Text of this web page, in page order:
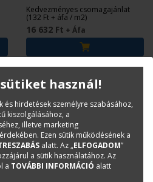
Kedvezményes csomagajánlat
(132 Ft + áfa / m2)
16 632 Ft + Áfa
sütiket használ!
és hirdetések személyre szabásához,
kiszolgálásához, a
illetve marketing
Ezen sütik működésének a
alatt. Az „ELFOGADOM”
a sütik használatához. Az
a TOVÁBBI INFORMÁCIÓ alatt